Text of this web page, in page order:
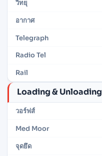
วิทยุ
อากาศ
Telegraph
Radio Tel
Rail
Loading & Unloading
วอร์ฟส์
Med Moor
จุดยึด